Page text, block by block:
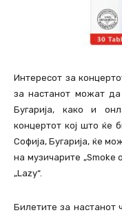
Интересот за
за настанот можат
Бугарија, како и
концертот кој што ќе
Софија, Бугарија, ќе
на музичарите „Smoke
„Lazy“.
Билетите за настанот